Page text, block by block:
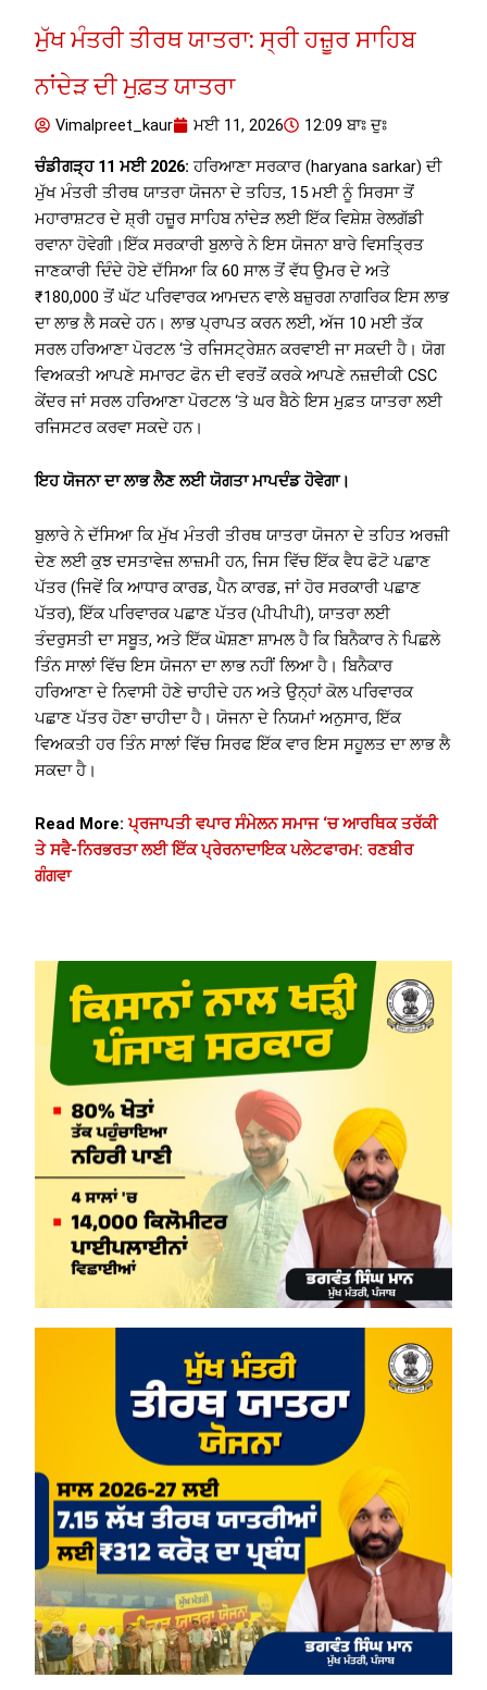
ਮੁੱਖ ਮੰਤਰੀ ਤੀਰਥ ਯਾਤਰਾ: ਸ੍ਰੀ ਹਜ਼ੂਰ ਸਾਹਿਬ
ਨਾਂਦੇੜ ਦੀ ਮੁਫ਼ਤ ਯਾਤਰਾ
Vimalpreet_kaur ਮਈ 11, 2026 12:09 ਬਾਃ ਦੁਃ
ਚੰਡੀਗੜ੍ਹ 11 ਮਈ 2026: ਹਰਿਆਣਾ ਸਰਕਾਰ (haryana sarkar) ਦੀ
ਮੁੱਖ ਮੰਤਰੀ ਤੀਰਥ ਯਾਤਰਾ ਯੋਜਨਾ ਦੇ ਤਹਿਤ, 15 ਮਈ ਨੂੰ ਸਿਰਸਾ ਤੋਂ
ਮਹਾਰਾਸ਼ਟਰ ਦੇ ਸ਼੍ਰੀ ਹਜ਼ੂਰ ਸਾਹਿਬ ਨਾਂਦੇੜ ਲਈ ਇੱਕ ਵਿਸ਼ੇਸ਼ ਰੇਲਗੱਡੀ
ਰਵਾਨਾ ਹੋਵੇਗੀ।ਇੱਕ ਸਰਕਾਰੀ ਬੁਲਾਰੇ ਨੇ ਇਸ ਯੋਜਨਾ ਬਾਰੇ ਵਿਸਤ੍ਰਿਤ
ਜਾਣਕਾਰੀ ਦਿੰਦੇ ਹੋਏ ਦੱਸਿਆ ਕਿ 60 ਸਾਲ ਤੋਂ ਵੱਧ ਉਮਰ ਦੇ ਅਤੇ
₹180,000 ਤੋਂ ਘੱਟ ਪਰਿਵਾਰਕ ਆਮਦਨ ਵਾਲੇ ਬਜ਼ੁਰਗ ਨਾਗਰਿਕ ਇਸ ਲਾਭ
ਦਾ ਲਾਭ ਲੈ ਸਕਦੇ ਹਨ। ਲਾਭ ਪ੍ਰਾਪਤ ਕਰਨ ਲਈ, ਅੱਜ 10 ਮਈ ਤੱਕ
ਸਰਲ ਹਰਿਆਣਾ ਪੋਰਟਲ ‘ਤੇ ਰਜਿਸਟ੍ਰੇਸ਼ਨ ਕਰਵਾਈ ਜਾ ਸਕਦੀ ਹੈ। ਯੋਗ
ਵਿਅਕਤੀ ਆਪਣੇ ਸਮਾਰਟ ਫੋਨ ਦੀ ਵਰਤੋਂ ਕਰਕੇ ਆਪਣੇ ਨਜ਼ਦੀਕੀ CSC
ਕੇਂਦਰ ਜਾਂ ਸਰਲ ਹਰਿਆਣਾ ਪੋਰਟਲ ‘ਤੇ ਘਰ ਬੈਠੇ ਇਸ ਮੁਫ਼ਤ ਯਾਤਰਾ ਲਈ
ਰਜਿਸਟਰ ਕਰਵਾ ਸਕਦੇ ਹਨ।
ਇਹ ਯੋਜਨਾ ਦਾ ਲਾਭ ਲੈਣ ਲਈ ਯੋਗਤਾ ਮਾਪਦੰਡ ਹੋਵੇਗਾ।
ਬੁਲਾਰੇ ਨੇ ਦੱਸਿਆ ਕਿ ਮੁੱਖ ਮੰਤਰੀ ਤੀਰਥ ਯਾਤਰਾ ਯੋਜਨਾ ਦੇ ਤਹਿਤ ਅਰਜ਼ੀ
ਦੇਣ ਲਈ ਕੁਝ ਦਸਤਾਵੇਜ਼ ਲਾਜ਼ਮੀ ਹਨ, ਜਿਸ ਵਿੱਚ ਇੱਕ ਵੈਧ ਫੋਟੋ ਪਛਾਣ
ਪੱਤਰ (ਜਿਵੇਂ ਕਿ ਆਧਾਰ ਕਾਰਡ, ਪੈਨ ਕਾਰਡ, ਜਾਂ ਹੋਰ ਸਰਕਾਰੀ ਪਛਾਣ
ਪੱਤਰ), ਇੱਕ ਪਰਿਵਾਰਕ ਪਛਾਣ ਪੱਤਰ (ਪੀਪੀਪੀ), ਯਾਤਰਾ ਲਈ
ਤੰਦਰੁਸਤੀ ਦਾ ਸਬੂਤ, ਅਤੇ ਇੱਕ ਘੋਸ਼ਣਾ ਸ਼ਾਮਲ ਹੈ ਕਿ ਬਿਨੈਕਾਰ ਨੇ ਪਿਛਲੇ
ਤਿੰਨ ਸਾਲਾਂ ਵਿੱਚ ਇਸ ਯੋਜਨਾ ਦਾ ਲਾਭ ਨਹੀਂ ਲਿਆ ਹੈ। ਬਿਨੈਕਾਰ
ਹਰਿਆਣਾ ਦੇ ਨਿਵਾਸੀ ਹੋਣੇ ਚਾਹੀਦੇ ਹਨ ਅਤੇ ਉਨ੍ਹਾਂ ਕੋਲ ਪਰਿਵਾਰਕ
ਪਛਾਣ ਪੱਤਰ ਹੋਣਾ ਚਾਹੀਦਾ ਹੈ। ਯੋਜਨਾ ਦੇ ਨਿਯਮਾਂ ਅਨੁਸਾਰ, ਇੱਕ
ਵਿਅਕਤੀ ਹਰ ਤਿੰਨ ਸਾਲਾਂ ਵਿੱਚ ਸਿਰਫ ਇੱਕ ਵਾਰ ਇਸ ਸਹੂਲਤ ਦਾ ਲਾਭ ਲੈ
ਸਕਦਾ ਹੈ।
Read More:ਪ੍ਰਜਾਪਤੀ ਵਪਾਰ ਸੰਮੇਲਨ ਸਮਾਜ ‘ਚ ਆਰਥਿਕ ਤਰੱਕੀ
ਤੇ ਸਵੈ-ਨਿਰਭਰਤਾ ਲਈ ਇੱਕ ਪ੍ਰੇਰਨਾਦਾਇਕ ਪਲੇਟਫਾਰਮ: ਰਣਬੀਰ
ਗੰਗਵਾ